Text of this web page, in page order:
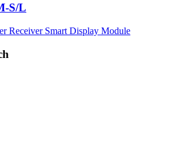
S/L
Receiver Smart Display Module